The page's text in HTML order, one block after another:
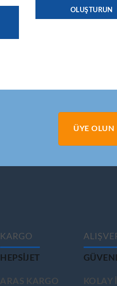
OLUŞTURUN
ÜYE OLUN
KARGO
HEPSIJET
ARAS KARGO KOLAY